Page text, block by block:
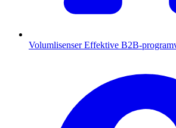
Volumlisenser Effektive B2B-